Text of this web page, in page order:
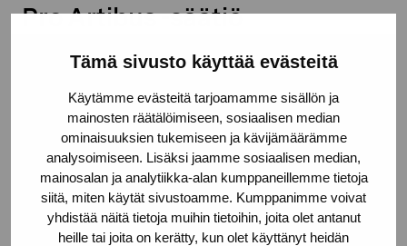
Tämä sivusto käyttää evästeitä
Käytämme evästeitä tarjoamamme sisällön ja
mainosten räätälöimiseen, sosiaalisen median
ominaisuuksien tukemiseen ja kävijämäärämme
analysoimiseen. Lisäksi jaamme sosiaalisen median,
mainosalan ja analytiikka-alan kumppaneillemme tietoja
siitä, miten käytät sivustoamme. Kumppanimme voivat
yhdistää näitä tietoja muihin tietoihin, joita olet antanut
heille tai joita on kerätty, kun olet käyttänyt heidän
Pro Artibus -säätiö
10600 Tammisaari
proartibus@proartibus.fi
+358 (0)50 371 6339